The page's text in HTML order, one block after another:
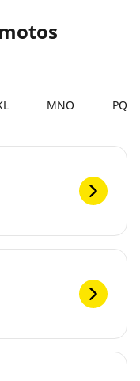
MNO PQRS